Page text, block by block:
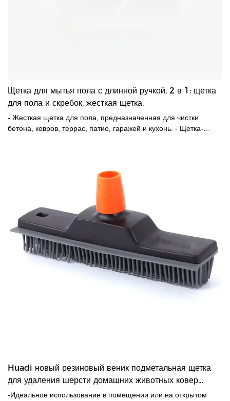
Щетка для мытья пола с длинной ручкой, 2 в 1: щетка
для пола и скребок, жесткая щетка.
- Жесткая щетка для пола, предназначенная для чистки
бетона, ковров, террас, патио, гаражей и кухонь. - Щетка-
быстрого удаления грязной воды и пятен. — Эргономичный
дизайн защищает колени и спину. Эти угловые щетки для
чистки делают уборку легкой и комфортной.
Huadi новый резиновый веник подметальная щетка
для удаления шерсти домашних животных ковер
веник
-Идеальное использование в помещении или на открытом